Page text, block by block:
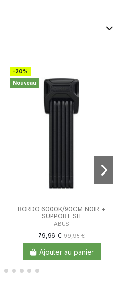
-20%
Nouveau
BORDO 6000K/90CM NOIR +
SUPPORT SH
ABUS
79,96 €99,95 €
Ajouter au panier